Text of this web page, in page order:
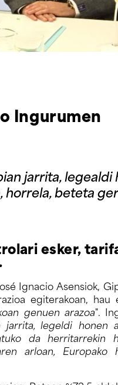
Ingurumen
jarrita, legealdi
horrela, beteta
esker,
Ignacio Asensiok,
egiterakoan, hau
genuen arazoa".
legeldi honen
da herritarrekin
arloan, Europako